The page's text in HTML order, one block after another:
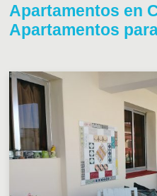
Apartamentos en
Apartamentos